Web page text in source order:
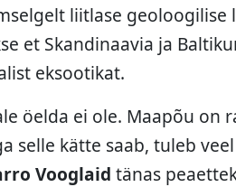
liitlase geoloogilise
et Skandinaavia ja
eksootikat.
öelda ei ole. Maapõu on
selle kätte saab, tuleb
Vooglaid tänas